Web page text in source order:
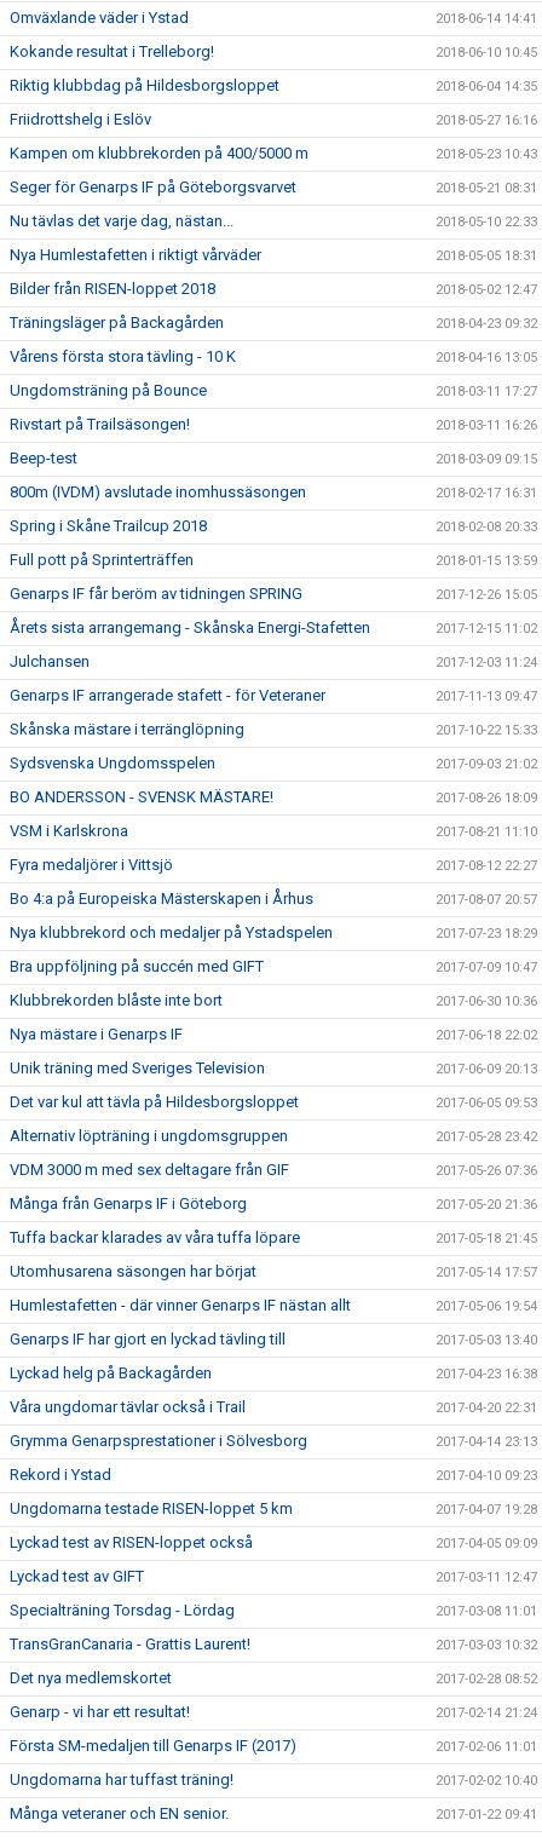
Omväxlande väder i Ystad 2018-06-14 14:41
Kokande resultat i Trelleborg! 2018-06-10 10:45
Riktig klubbdag på Hildesborgsloppet 2018-06-04 14:35
Friidrottshelg i Eslöv 2018-05-27 16:16
Kampen om klubbrekorden på 400/5000 m 2018-05-23 10:43
Seger för Genarps IF på Göteborgsvarvet 2018-05-21 08:31
Nu tävlas det varje dag, nästan... 2018-05-10 22:33
Nya Humlestafetten i riktigt vårväder 2018-05-05 18:31
Bilder från RISEN-loppet 2018 2018-05-02 12:47
Träningsläger på Backagården 2018-04-23 09:32
Vårens första stora tävling - 10 K 2018-04-16 13:05
Ungdomsträning på Bounce 2018-03-11 17:27
Rivstart på Trailsäsongen! 2018-03-11 16:26
Beep-test 2018-03-09 09:15
800m (IVDM) avslutade inomhussäsongen 2018-02-17 16:31
Spring i Skåne Trailcup 2018 2018-02-08 20:33
Full pott på Sprinterträffen 2018-01-15 13:59
Genarps IF får beröm av tidningen SPRING 2017-12-26 15:05
Årets sista arrangemang - Skånska Energi-Stafetten 2017-12-15 11:02
Julchansen 2017-12-03 11:24
Genarps IF arrangerade stafett - för Veteraner 2017-11-13 09:47
Skånska mästare i terränglöpning 2017-10-22 15:33
Sydsvenska Ungdomsspelen 2017-09-03 21:02
BO ANDERSSON - SVENSK MÄSTARE! 2017-08-26 18:09
VSM i Karlskrona 2017-08-21 11:10
Fyra medaljörer i Vittsjö 2017-08-12 22:27
Bo 4:a på Europeiska Mästerskapen i Århus 2017-08-07 20:57
Nya klubbrekord och medaljer på Ystadspelen 2017-07-23 18:29
Bra uppföljning på succén med GIFT 2017-07-09 10:47
Klubbrekorden blåste inte bort 2017-06-30 10:36
Nya mästare i Genarps IF 2017-06-18 22:02
Unik träning med Sveriges Television 2017-06-09 20:13
Det var kul att tävla på Hildesborgsloppet 2017-06-05 09:53
Alternativ löpträning i ungdomsgruppen 2017-05-28 23:42
VDM 3000 m med sex deltagare från GIF 2017-05-26 07:36
Många från Genarps IF i Göteborg 2017-05-20 21:36
Tuffa backar klarades av våra tuffa löpare 2017-05-18 21:45
Utomhusarena säsongen har börjat 2017-05-14 17:57
Humlestafetten - där vinner Genarps IF nästan allt 2017-05-06 19:54
Genarps IF har gjort en lyckad tävling till 2017-05-03 13:40
Lyckad helg på Backagården 2017-04-23 16:38
Våra ungdomar tävlar också i Trail 2017-04-20 22:31
Grymma Genarpsprestationer i Sölvesborg 2017-04-14 23:13
Rekord i Ystad 2017-04-10 09:23
Ungdomarna testade RISEN-loppet 5 km 2017-04-07 19:28
Lyckad test av RISEN-loppet också 2017-04-05 09:09
Lyckad test av GIFT 2017-03-11 12:47
Specialträning Torsdag - Lördag 2017-03-08 11:01
TransGranCanaria - Grattis Laurent! 2017-03-03 10:32
Det nya medlemskortet 2017-02-28 08:52
Genarp - vi har ett resultat! 2017-02-14 21:24
Första SM-medaljen till Genarps IF (2017) 2017-02-06 11:01
Ungdomarna har tuffast träning! 2017-02-02 10:40
Många veteraner och EN senior. 2017-01-22 09:41